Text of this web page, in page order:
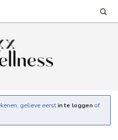
gelieve eerst in te loggen of